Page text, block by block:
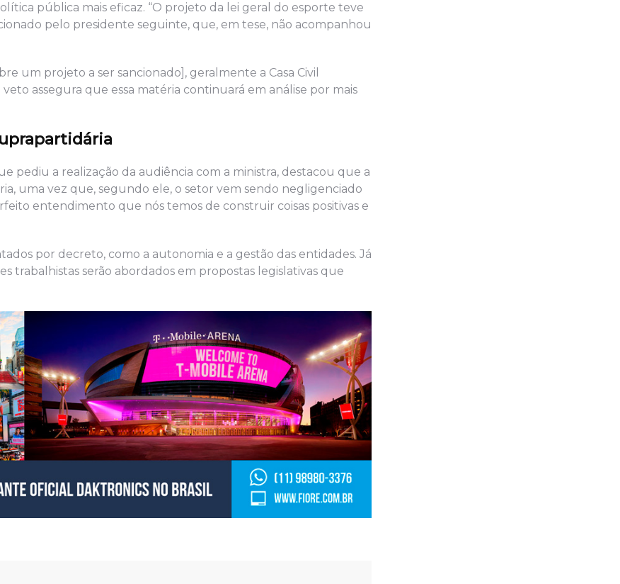
pública mais eficaz. “O projeto da lei geral do esporte teve
pelo presidente seguinte, que, em tese, não acompanhou
um projeto a ser sancionado], geralmente a Casa Civil
assegura que essa matéria continuará em análise por mais
pediu a realização da audiência com a ministra, destacou que a
uma vez que, segundo ele, o setor vem sendo negligenciado
entendimento que nós temos de construir coisas positivas e
por decreto, como a autonomia e a gestão das entidades. Já
trabalhistas serão abordados em propostas legislativas que